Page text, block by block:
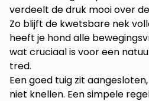
verdeelt de druk mooi over
Zo blijft de kwetsbare nek
heeft je hond alle
wat cruciaal is voor een
tred.
Een goed tuig zit
niet knellen. Een simpele